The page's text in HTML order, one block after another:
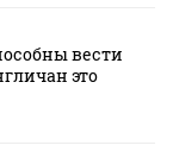
вести
это